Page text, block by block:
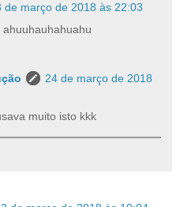
de março de 2018 às 22:03
24 de março de 2018
muito isto kkk